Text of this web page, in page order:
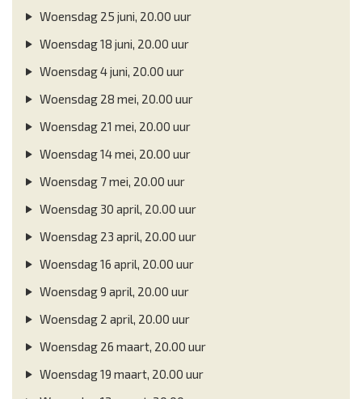
Woensdag 25 juni, 20.00 uur
Woensdag 18 juni, 20.00 uur
Woensdag 4 juni, 20.00 uur
Woensdag 28 mei, 20.00 uur
Woensdag 21 mei, 20.00 uur
Woensdag 14 mei, 20.00 uur
Woensdag 7 mei, 20.00 uur
Woensdag 30 april, 20.00 uur
Woensdag 23 april, 20.00 uur
Woensdag 16 april, 20.00 uur
Woensdag 9 april, 20.00 uur
Woensdag 2 april, 20.00 uur
Woensdag 26 maart, 20.00 uur
Woensdag 19 maart, 20.00 uur